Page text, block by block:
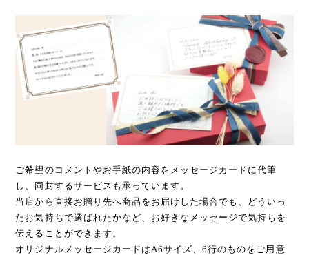
ご希望のコメントやお手紙の内容をメッセージカードに代筆
し、同封するサービスも承っています。
当店から直接お贈り先へ商品をお届けした場合でも、どういっ
たお気持ちで選ばれたかなど、お好きなメッセージで気持ちを
伝えることができます。
オリジナルメッセージカードはA6サイズ、6行のものをご用意